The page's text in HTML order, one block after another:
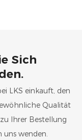
Sich
LKS einkauft, den
Qualität
Ihrer Bestellung
uns wenden.